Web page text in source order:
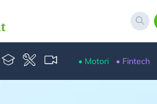
• Motori • Fintech